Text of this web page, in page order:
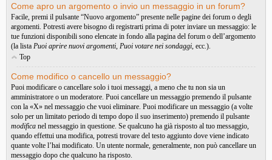
Come apro un argomento o invio un messaggio in un forum?
Facile, premi il pulsante “Nuovo argomento” presente nelle pagine dei forum o degli
argomenti. Potresti avere bisogno di registrarti prima di poter inviare un messaggio: le
tue funzioni disponibili sono elencate in fondo alla pagina del forum o dell’argomento
(la lista Puoi aprire nuovi argomenti, Puoi votare nei sondaggi, ecc.).
Top
Come modifico o cancello un messaggio?
Puoi modificare o cancellare solo i tuoi messaggi, a meno che tu non sia un
amministratore o un moderatore. Puoi cancellare un messaggio premendo il pulsante
con la «X» nel messaggio che vuoi eliminare. Puoi modificare un messaggio (a volte
solo per un limitato periodo di tempo dopo il suo inserimento) premendo il pulsante
modifica nel messaggio in questione. Se qualcuno ha già risposto al tuo messaggio,
quando effettui una modifica, potresti trovare del testo aggiunto dove viene indicato
quante volte l’hai modificato. Un utente normale, generalmente, non può cancellare un
messaggio dopo che qualcuno ha risposto.